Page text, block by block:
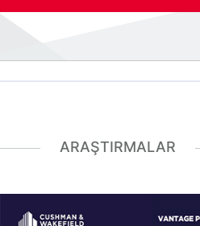
ARAŞTIRMALAR